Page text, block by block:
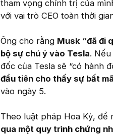
tham vọng chính trị của
với vai trò CEO toàn thời
Ông cho rằng Musk “đã đi
bộ sự chú ý vào Tesla.
đốc của Tesla sẽ “có hành
đầu tiên cho thấy sự bất
vào ngày 5.
Theo luật pháp Hoa Kỳ, để
qua một quy trình chứng